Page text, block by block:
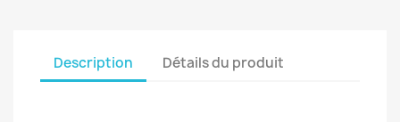
Description Détails du produit